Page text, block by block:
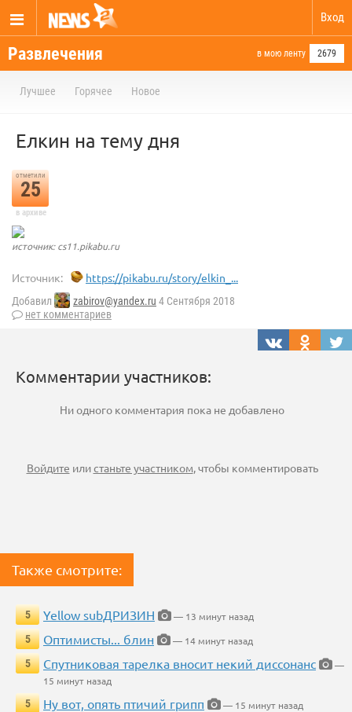
Вход
Развлечения в мою ленту 2679
Лучшее Горячее Новое
Елкин на тему дня
отметили
25
в архиве
источник: cs11.pikabu.ru
Источник: https://pikabu.ru/story/elkin_...
Добавил zabirov@yandex.ru 4 Сентября 2018
нет комментариев
Комментарии участников:
Ни одного комментария пока не добавлено
Войдите илистаньте участником, чтобы комментировать
Также смотрите:
5 Yellow subДРИЗИН
— 13 минут назад
5
Оптимисты... блин
— 14 минут назад
5
Спутниковая тарелка вносит некий диссонанс
—
15 минут назад
5
Ну вот, опять птичий грипп
— 15 минут назад